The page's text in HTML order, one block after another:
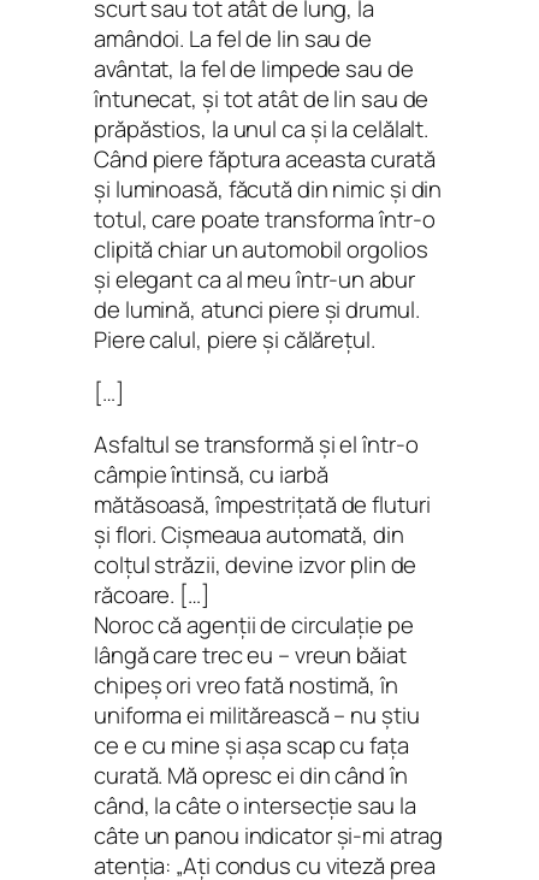
scurt sau tot atât de lung, la
amândoi. La fel de lin sau de
avântat, la fel de limpede sau de
întunecat, şi tot atât de lin sau de
prăpăstios, la unul ca şi la celălalt.
Când piere făptura aceasta curată
şi luminoasă, făcută din nimic şi din
totul, care poate transforma într-o
clipită chiar un automobil orgolios
şi elegant ca al meu într-un abur
de lumină, atunci piere şi drumul.
Piere calul, piere şi călăreţul.
[…]
Asfaltul se transformă şi el într-o
câmpie întinsă, cu iarbă
mătăsoasă, împestriţată de fluturi
şi flori. Cişmeaua automată, din
colţul străzii, devine izvor plin de
răcoare. […]
Noroc că agenţii de circulaţie pe
lângă care trec eu – vreun băiat
chipeş ori vreo fată nostimă, în
uniforma ei militărească – nu ştiu
ce e cu mine şi aşa scap cu faţa
curată. Mă opresc ei din când în
când, la câte o intersecţie sau la
câte un panou indicator şi-mi atrag
atenţia: „Aţi condus cu viteză prea